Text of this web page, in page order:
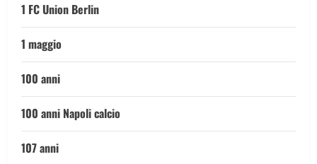
1 FC Union Berlin
1 maggio
100 anni
100 anni Napoli calcio
107 anni